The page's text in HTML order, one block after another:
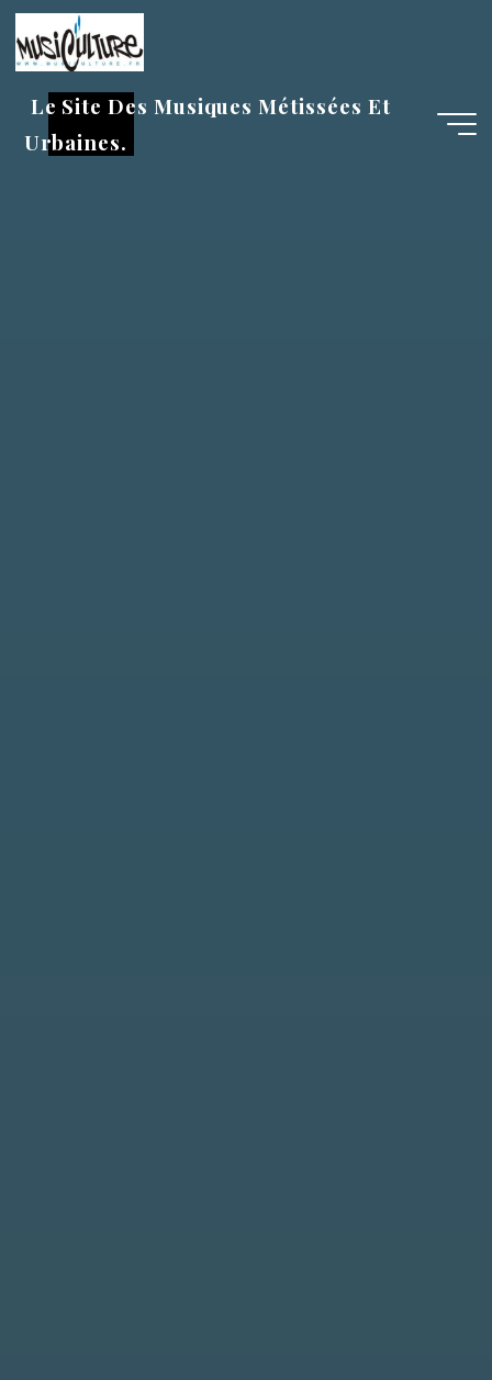
Aller
au
contenu
Le Site Des Musiques Métissées Et
Urbaines.